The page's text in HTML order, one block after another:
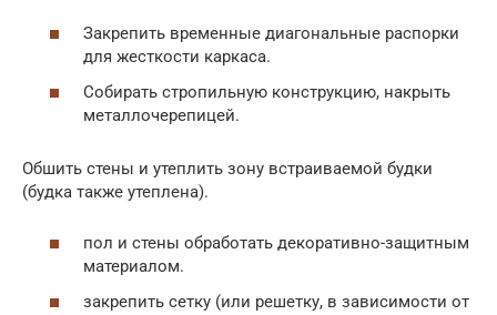
Закрепить временные диагональные распорки
для жесткости каркаса.
Собирать стропильную конструкцию, накрыть
металлочерепицей.
Обшить стены и утеплить зону встраиваемой будки
(будка также утеплена).
пол и стены обработать декоративно-защитным
материалом.
закрепить сетку (или решетку, в зависимости от